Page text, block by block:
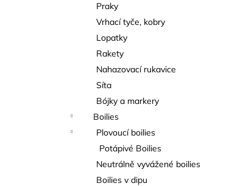
Praky
Vrhací tyče, kobry
Lopatky
Rakety
Nahazovací rukavice
Síta
Bójky a markery
Boilies
Plovoucí boilies
Potápivé Boilies
Neutrálně vyvážené boilies
Boilies v dipu